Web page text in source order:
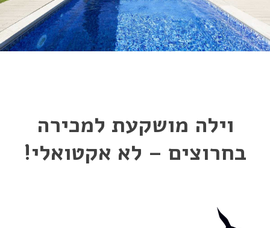
וילה מושקעת למכירה
בחרוצים – לא אקטואלי!